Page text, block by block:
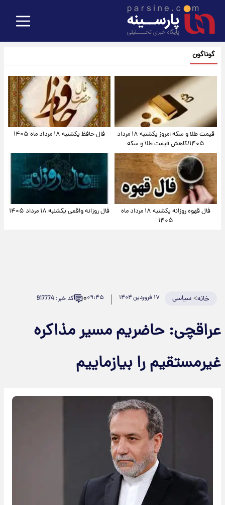
گوناگون
قیمت طلا و سکه امروز یکشنبه ۱۸ مرداد
۱۴۰۵/کاهش قیمت طلا و سکه
فال حافظ یکشنبه ۱۸ مرداد ماه ۱۴۰۵
فال قهوه روزانه یکشنبه ۱۸ مرداد ماه
۱۴۰۵
فال روزانه واقعی یکشنبه ۱۸ مرداد ۱۴۰۵
خانه>سیاسی ۱۷ فروردین ۱۴۰۴ ۰۹:۴۵۰ کد خبر: 917774
عراقچی: حاضریم مسیر مذاکره
غیرمستقیم را بیازماییم